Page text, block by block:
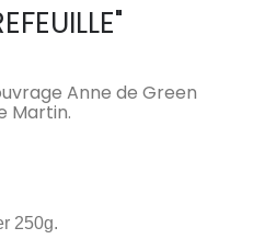
Anne de Green
Martin.
250g.